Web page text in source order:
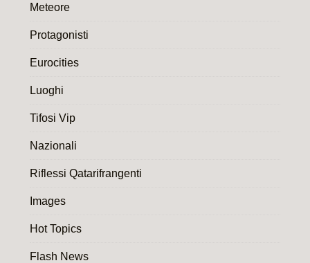
Meteore
Protagonisti
Eurocities
Luoghi
Tifosi Vip
Nazionali
Riflessi Qatarifrangenti
Images
Hot Topics
Flash News